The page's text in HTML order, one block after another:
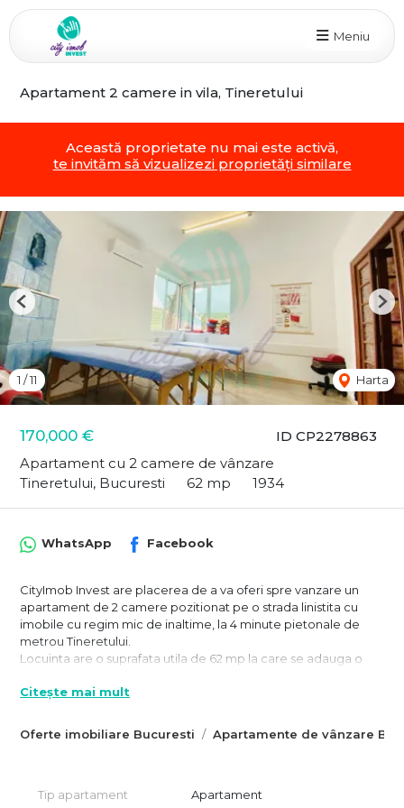
Meniu
Apartament 2 camere in vila, Tineretului
Această proprietate nu mai este activă,
te invităm să vizualizezi proprietăți similare
ID CP2278863
170,000 €
Apartament cu 2 camere de vânzare
Tineretului, Bucuresti
62 mp 1934
1 /11 Harta
Previous
Oferte imobiliare Bucuresti Apartamente de vânzare
WhatsApp Facebook
CityImob Invest are placerea de a va oferi spre vanzare un
apartament de 2 camere pozitionat pe o strada linistita cu
imobile cu regim mic de inaltime, la 4 minute pietonale de
metrou Tineretului.
Locuinta are o suprafata utila de 62 mp la care se adauga o
2 camere, hol locuibil, vestibul, bucatarie inchisa transformata
Apartamentul, cu o inaltime depaseste 2,8 m, este singur pe
etaj, la etajul 1 unui imobil de doua etaje.
preluarii chiriasilor.
Citește mai mult
Tip apartament Apartament